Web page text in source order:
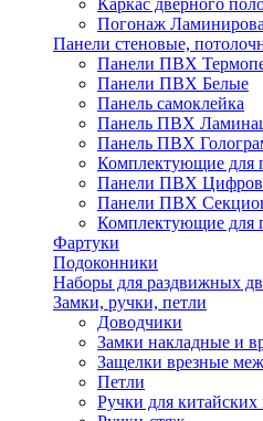
Каркас дверного
Погонаж
Панели стеновые,
Панели ПВХ
Панели ПВХ Белые
Панель самоклейка
Панель ПВХ
Панель ПВХ
Комплектующие для
Панели ПВХ
Панели ПВХ
Комплектующие для
Фартуки
Подоконники
Наборы для раздвижных
Замки, ручки, петли
Доводчики
Замки накладные и
Защелки врезные
Петли
Ручки для китайских